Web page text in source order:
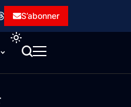
S’abonner